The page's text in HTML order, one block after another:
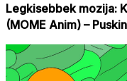
Legkisebbek mozija:
(MOME Anim) –